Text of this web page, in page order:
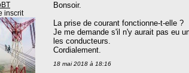
inscrit
Bonsoir.
La prise de courant fonctionne-t-elle ?
Je me demande s'il n'y aurait pas eu
les conducteurs.
Cordialement.
18 mai 2018 à 18:16